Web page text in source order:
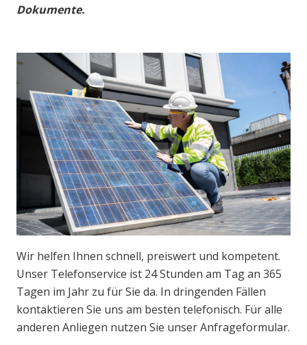
Dokumente.
Wir helfen Ihnen schnell, preiswert und kompetent.
Unser Telefonservice ist 24 Stunden am Tag an 365
Tagen im Jahr zu für Sie da. In dringenden Fällen
kontaktieren Sie uns am besten telefonisch. Für alle
anderen Anliegen nutzen Sie unser Anfrageformular.